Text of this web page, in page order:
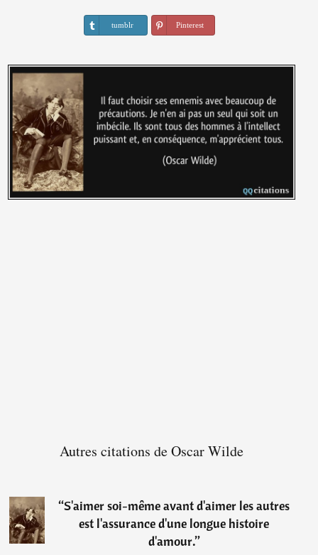
tumblr Pinterest
Autres citations de Oscar Wilde
“S'aimer soi-même avant d'aimer les autres
est l'assurance d'une longue histoire
d'amour.”